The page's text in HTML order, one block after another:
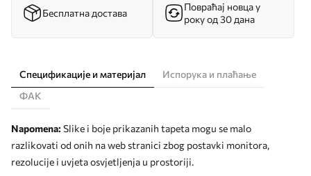
Бесплатна достава
Повраћај новца у
року од 30 дана
Спецификације и материјал
Испорука и плаћање
ФАК
Napomena: Slike i boje prikazanih tapeta mogu se malo
razlikovati od onih na web stranici zbog postavki monitora,
rezolucije i uvjeta osvjetljenja u prostoriji.